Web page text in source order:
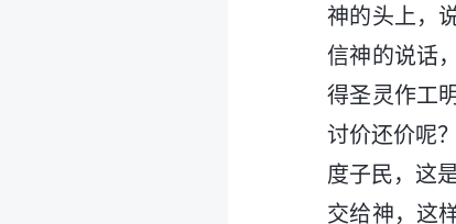
神的头上，
信神的说话
得圣灵作工
讨价还价呢
度子民，这
交给神，这